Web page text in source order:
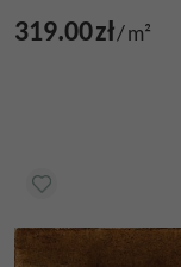
319.00zł/m²